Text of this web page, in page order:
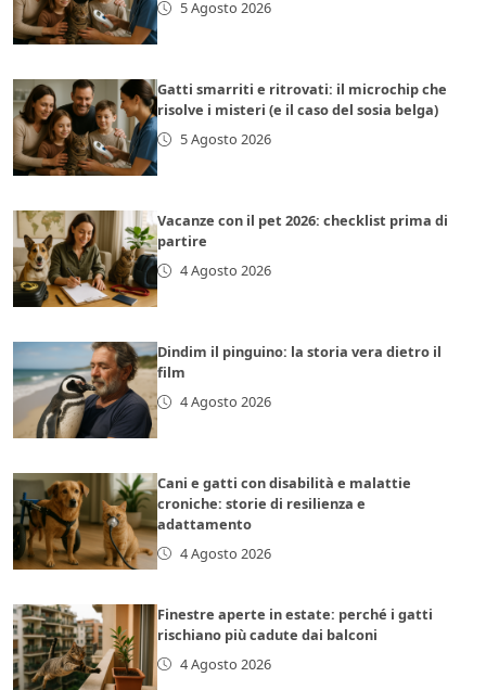
5 Agosto 2026
Gatti smarriti e ritrovati: il microchip che
risolve i misteri (e il caso del sosia belga)
5 Agosto 2026
Vacanze con il pet 2026: checklist prima di
partire
4 Agosto 2026
Dindim il pinguino: la storia vera dietro il
film
4 Agosto 2026
Cani e gatti con disabilità e malattie
croniche: storie di resilienza e
adattamento
4 Agosto 2026
Finestre aperte in estate: perché i gatti
rischiano più cadute dai balconi
4 Agosto 2026